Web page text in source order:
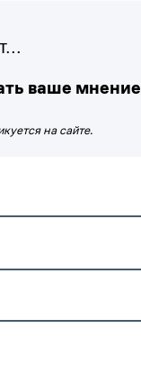
ваше мнение
на сайте.